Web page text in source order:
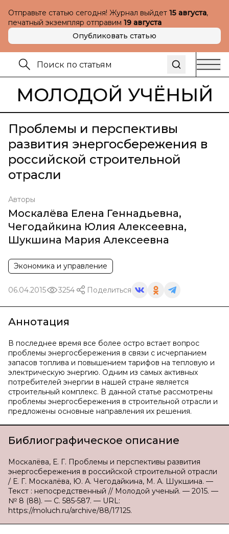
Отправьте статью сегодня! Журнал выйдет 15 августа,
печатный экземпляр отправим 19 августа
Опубликовать статью
МОЛОДОЙ УЧЁНЫЙ
Проблемы и перспективы
развития энергосбережения в
российской строительной
отрасли
Авторы
Москалёва Елена Геннадьевна,
Чегодайкина Юлия Алексеевна,
Шукшина Мария Алексеевна
Экономика и управление
06.04.2015 3254 Поделиться
Аннотация
В последнее время все более остро встает вопрос
проблемы энергосбережения в связи с исчерпанием
запасов топлива и повышением тарифов на тепловую и
электрическую энергию. Одним из самых активных
потребителей энергии в нашей стране является
строительный комплекс. В данной статье рассмотрены
проблемы энергосбережения в строительной отрасли и
предложены основные направления их решения.
Библиографическое описание
Москалёва, Е. Г. Проблемы и перспективы развития
энергосбережения в российской строительной отрасли
/ Е. Г. Москалёва, Ю. А. Чегодайкина, М. А. Шукшина. —
Текст : непосредственный // Молодой ученый. — 2015. —
№ 8 (88). — С. 585-587. — URL:
https://moluch.ru/archive/88/17125.